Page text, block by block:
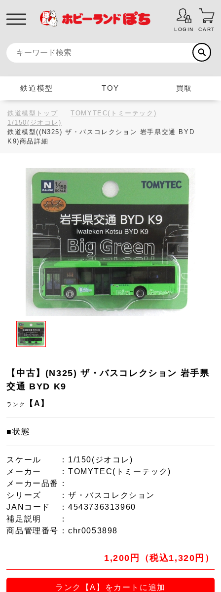
LOGIN CART
鉄道模型 TOY 買取
鉄道模型トップ
TOMYTEC(トミーテック)
1/150(ジオコレ)
鉄道模型((N325) ザ・バスコレクション 岩手県交通 BYD
K9)商品詳細
【中古】(N325) ザ・バスコレクション 岩手県
交通 BYD K9
ランク 【A】
■状態
スケール
：1/150(ジオコレ)
メーカー
：TOMYTEC(トミーテック)
メーカー品番
：
シリーズ
：ザ・バスコレクション
JANコード
：4543736313960
補足説明
：
商品管理番号 ：chr0053898
1,200円（税込1,320円）
ランク【A】をカートに追加